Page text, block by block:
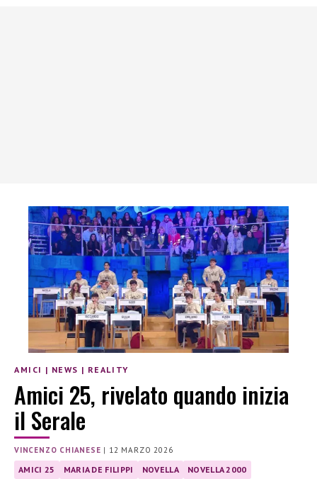
AMICI | NEWS | REALITY
Amici 25, rivelato quando inizia
il Serale
VINCENZO CHIANESE | 12 MARZO 2026
AMICI 25 MARIA DE FILIPPI NOVELLA
NOVELLA 2000